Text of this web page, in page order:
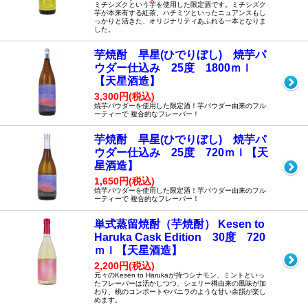
ミチシズクという芋を使用した限定酒です。ミチシズク
芋が本来有する紅茶、ハチミツといったニュアンスもし
っかりと活きた、オリジナリティあふれる一本となりま
した。
芋焼酎 旱星(ひでりぼし) 焼芋パ
ウダー仕込み 25度 1800ｍｌ
【天星酒造】
3,300円(税込)
焼芋パウダーを使用した限定酒！芋パウダー由来のフル
ーティーで 複合的なフレーバー！
芋焼酎 旱星(ひでりぼし) 焼芋パ
ウダー仕込み 25度 720ｍｌ【天
星酒造】
1,650円(税込)
焼芋パウダーを使用した限定酒！芋パウダー由来のフル
ーティーで 複合的なフレーバー！
単式蒸留焼酎（芋焼酎） Kesen to
Haruka Cask Edition 30度 720
ｍｌ【天星酒造】
2,200円(税込)
元々のKesen to Harukaが持つシナモン、ミントといっ
たフレーバーは活かしつつ、シェリー樽由来の風味が加
わり、桃のコンポートやバニラのような甘い余韻が楽し
めます。